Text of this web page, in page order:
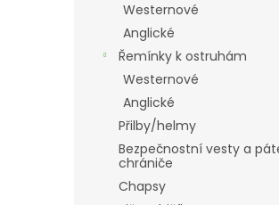
Westernové
Anglické
Řemínky k ostruhám
Westernové
Anglické
Přilby/helmy
Bezpečnostní vesty a
chrániče
Chapsy